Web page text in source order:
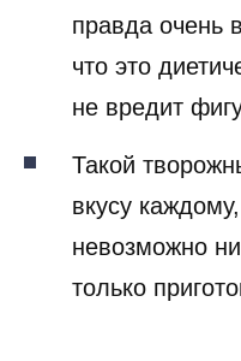
правда очень
что это
не вредит
Такой
вкусу
невозможно
только